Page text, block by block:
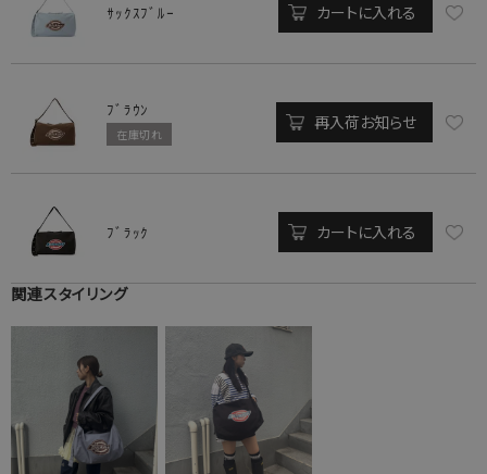
ｻｯｸｽﾌﾞﾙｰ カートに入れる
ﾌﾞﾗｳﾝ
在庫切れ
再入荷お知らせ
ﾌﾞﾗｯｸ カートに入れる
関連スタイリング